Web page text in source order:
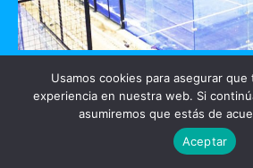
GO
Mérida, Yucatan
Usamos cookies para asegurar que
experiencia en nuestra web. Si
asumiremos que estás de
Aceptar